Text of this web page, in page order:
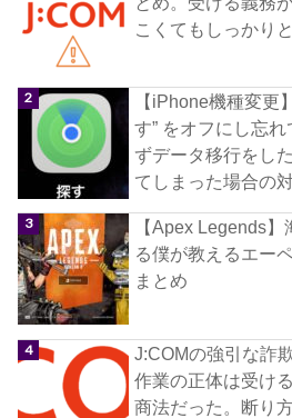
こくてもしっかり
【iPhone機種変更
す” をオフにし忘
ずデータ移行をし
てしまった場合の
【Apex Legends
る僕が教えるエー
まとめ
J:COMの強引な詐
作業の正体は受け
商法だった。断り